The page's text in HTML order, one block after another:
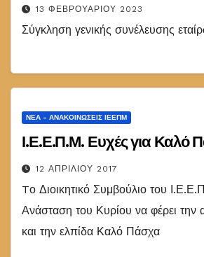
13 ΦΕΒΡΟΥΑΡΊΟΥ 2023
Σύγκληση γενικής συνέλευσης
ΝΈΑ - ΑΝΑΚΟΙΝΏΣΕΙΣ ΙΕΕΠΜ
Ι.Ε.Ε.Π.Μ. Ευχές για Καλό
12 ΑΠΡΙΛΊΟΥ 2017
Tο Διοικητικό Συμβούλιο του
Ανάσταση του Κυρίου να φέρει την
και την ελπίδα Καλό Πάσχα